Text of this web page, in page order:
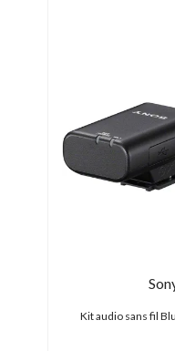
Kit audio sans fil